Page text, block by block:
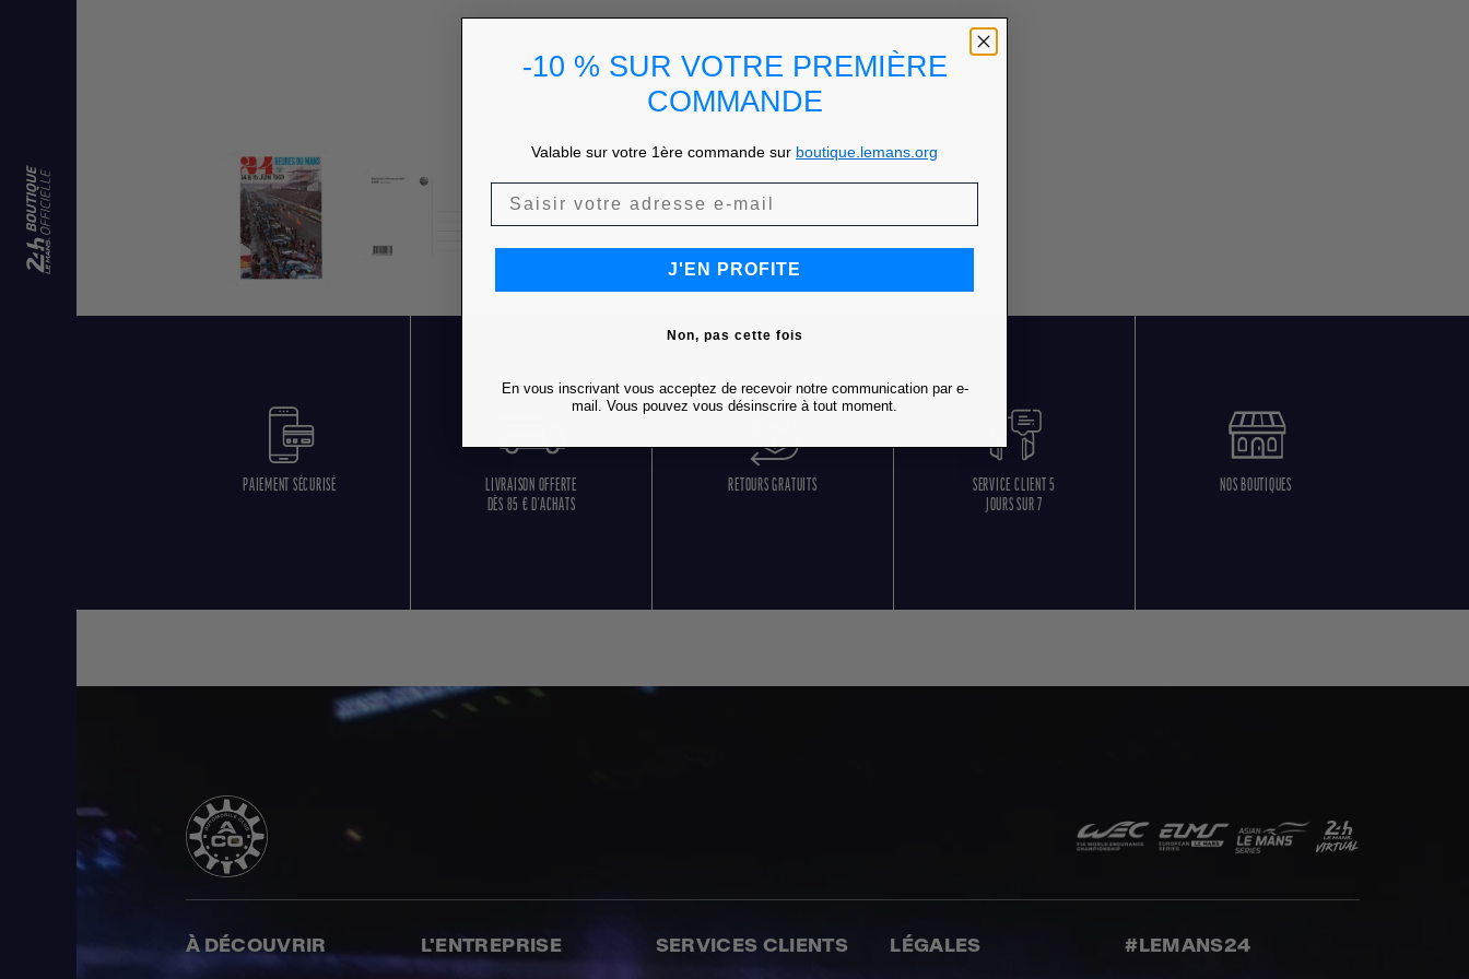
PAIEMENT SÉCURISÉ
LIVRAISON OFFERTE
DÈS 85 € D'ACHATS
RETOURS GRATUITS
SERVICE CLIENT 5
JOURS SUR 7
NOS BOUTIQUES
À DÉCOUVRIR L'ENTREPRISE SERVICES CLIENTS LÉGALES #LEMANS24
-10 % SUR VOTRE PREMIÈRE
COMMANDE
Valable sur votre 1ère commande sur boutique.lemans.org
J'EN PROFITE
Non, pas cette fois
En vous inscrivant vous acceptez de recevoir notre communication par e-
mail. Vous pouvez vous désinscrire à tout moment.